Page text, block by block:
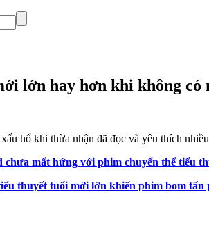
lớn hay hơn khi không có
hổ khi thừa nhận đã đọc và yêu thích
chưa mất hứng với phim chuyển thể tiểu
thuyết tuổi mới lớn khiến phim bom tấn